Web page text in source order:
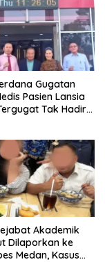
Gugatan
Pasien Lansia
Tak Hadir
Akademik
Dilaporkan ke
Medan, Kasus